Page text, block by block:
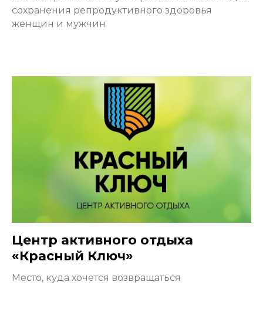
сохранения репродуктивного здоровья
женщин и мужчин
Центр активного отдыха
«Красный Ключ»
Место, куда хочется возвращаться